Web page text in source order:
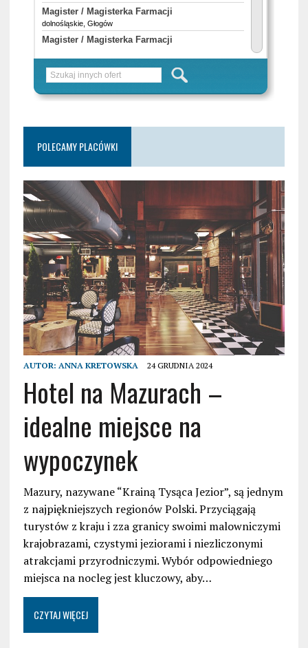
POLECAMY PLACÓWKI
AUTOR: ANNA KRETOWSKA 24 GRUDNIA 2024
Hotel na Mazurach –
idealne miejsce na
wypoczynek
Mazury, nazywane “Krainą Tysąca Jezior”, są jednym
z najpiękniejszych regionów Polski. Przyciągają
turystów z kraju i zza granicy swoimi malowniczymi
krajobrazami, czystymi jeziorami i niezliczonymi
atrakcjami przyrodniczymi. Wybór odpowiedniego
miejsca na nocleg jest kluczowy, aby…
CZYTAJ WIĘCEJ